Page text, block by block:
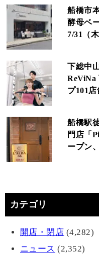
船橋市
酵母ベ
7/31（
下総中
ReViNa
プ101
船橋駅
門店「
ープン
カテゴリ
開店・閉店 (4,282)
ニュース (2,352)